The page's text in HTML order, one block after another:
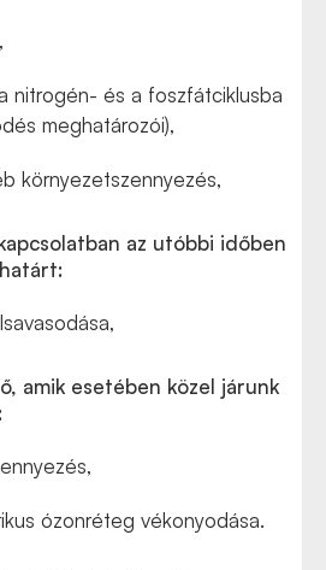
nitrogén- és a foszfátciklusba
meghatározói),
környezetszennyezés,
az utóbbi időben
amik esetében közel járunk
ózonréteg vékonyodása.